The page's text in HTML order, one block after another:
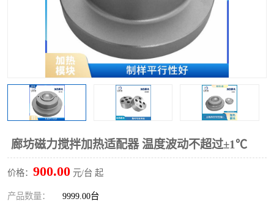
廊坊磁力搅拌加热适配器 温度波动不超过±1℃
价格： 900.00 元/台 起
产品数量： 9999.00台